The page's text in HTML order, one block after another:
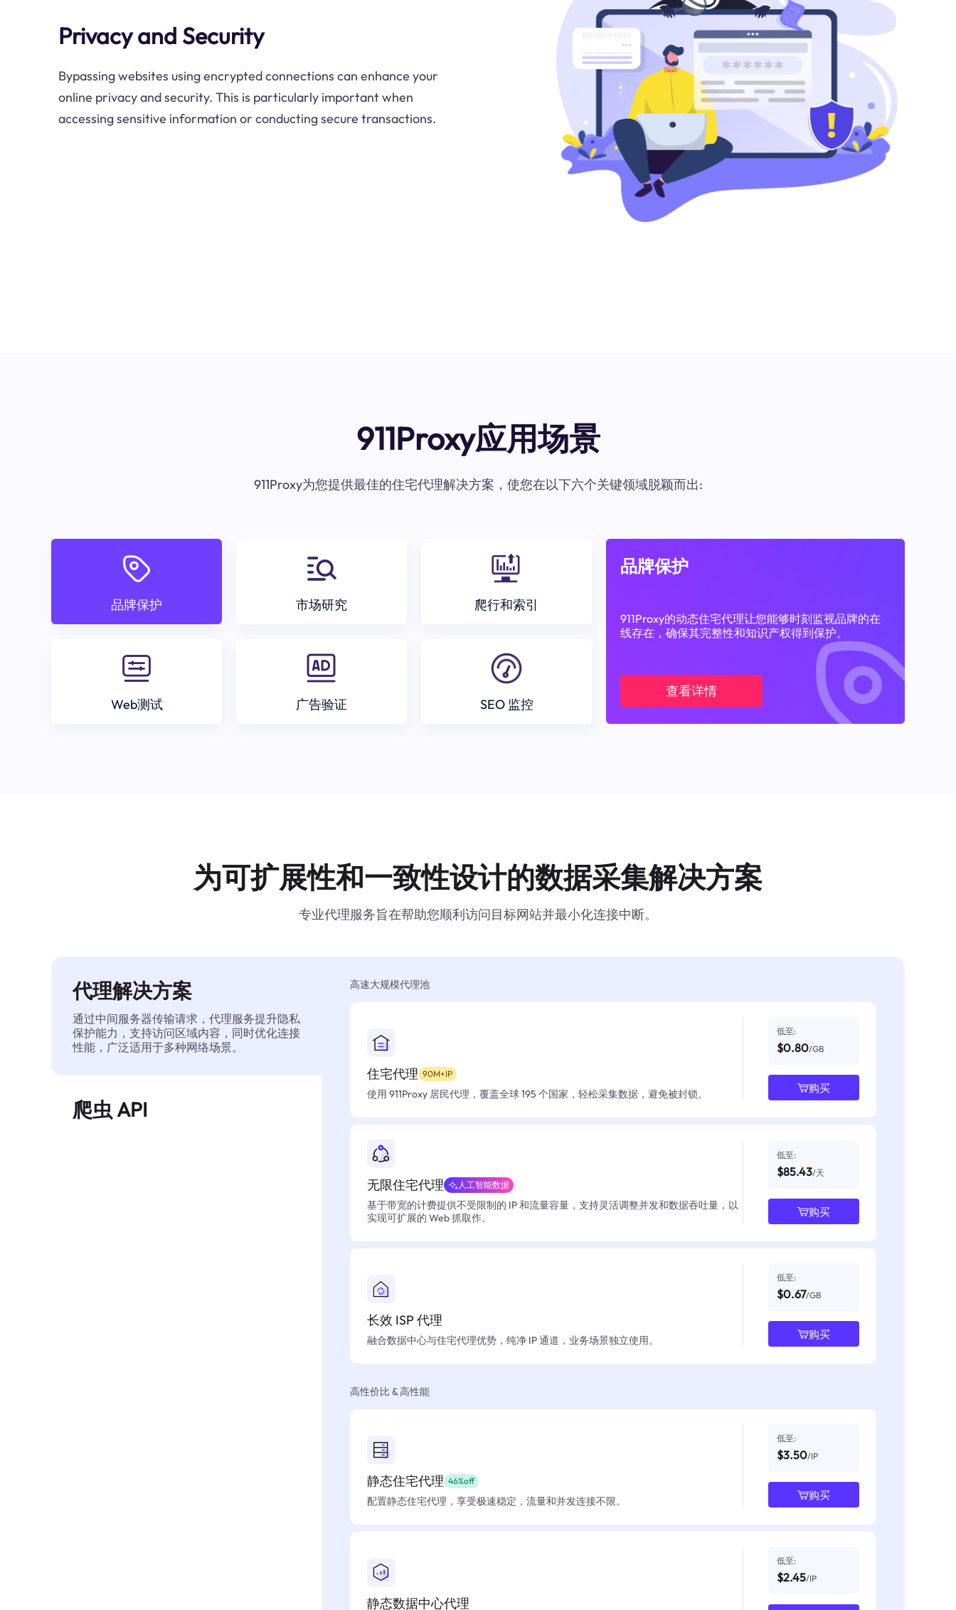
Privacy and Security
Bypassing websites using encrypted connections can enhance your
online privacy and security. This is particularly important when
accessing sensitive information or conducting secure transactions.
911Proxy应用场景
911Proxy为您提供最佳的住宅代理解决方案，使您在以下六个关键领域脱颖而出:
品牌保护 市场研究 爬行和索引
Web测试 广告验证 SEO 监控
品牌保护
911Proxy的动态住宅代理让您能够时刻监视品牌的在
线存在，确保其完整性和知识产权得到保护。
查看详情
为可扩展性和一致性设计的数据采集解决方案
专业代理服务旨在帮助您顺利访问目标网站并最小化连接中断。
代理解决方案
通过中间服务器传输请求，代理服务提升隐私
保护能力，支持访问区域内容，同时优化连接
性能，广泛适用于多种网络场景。
爬虫 API
高速大规模代理池
住宅代理 90M+IP
使用 911Proxy 居民代理，覆盖全球 195 个国家，轻松采集数据，避免被封锁。
低至:
$0.80/GB
购买
无限住宅代理 人工智能数据
基于带宽的计费提供不受限制的 IP 和流量容量，支持灵活调整并发和数据吞吐量，以
实现可扩展的 Web 抓取作。
低至:
$85.43/天
购买
长效 ISP 代理
融合数据中心与住宅代理优势，纯净 IP 通道，业务场景独立使用。
低至:
$0.67/GB
购买
高性价比 & 高性能
静态住宅代理 46%off
配置静态住宅代理，享受极速稳定，流量和并发连接不限。
低至:
$3.50/IP
购买
静态数据中心代理
低至:
$2.45/IP